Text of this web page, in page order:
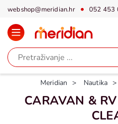
webshop@meridian.hr 052 453
Meridian Nautika
CARAVAN &